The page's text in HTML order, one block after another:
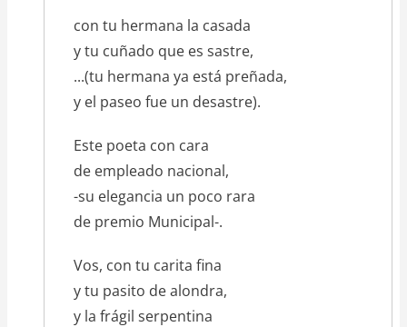
con tu hermana la casada
y tu cuñado que es sastre,
...(tu hermana ya está preñada,
y el paseo fue un desastre).
Este poeta con cara
de empleado nacional,
-su elegancia un poco rara
de premio Municipal-.
Vos, con tu carita fina
y tu pasito de alondra,
y la frágil serpentina